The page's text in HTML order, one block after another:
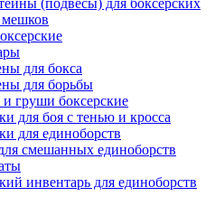
(подвесы) для боксерских
для бокса
для борьбы
груши боксерские
для боя с тенью и кросса
для единоборств
смешанных единоборств
инвентарь для единоборств